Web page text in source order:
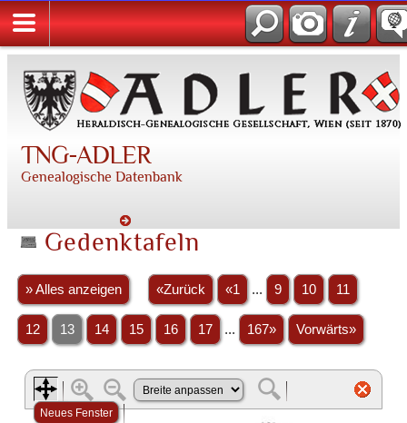
TNG-ADLER
Genealogische Datenbank
Gedenktafeln
» Alles anzeigen «Zurück «1 ... 9 10 11
12 13 14 15 16 17 ... 167» Vorwärts»